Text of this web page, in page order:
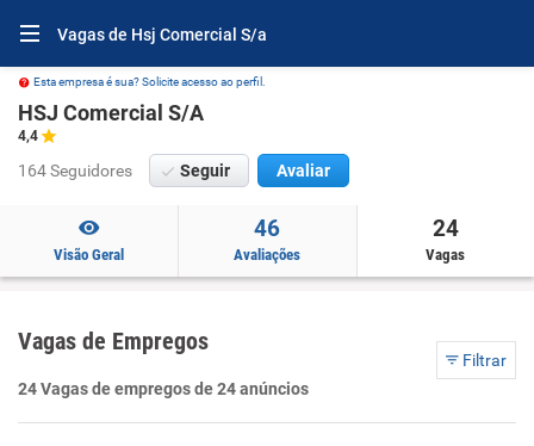
Vagas de Hsj Comercial S/a
Esta empresa é sua? Solicite acesso ao perfil.
HSJ Comercial S/A
4,4
164 Seguidores Seguir Avaliar
Visão Geral
46
Avaliações
24
Vagas
Vagas de Empregos
Filtrar
24 Vagas de empregos de 24 anúncios